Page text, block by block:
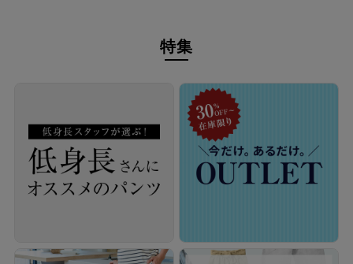
人に向けて、オンラインショップ「CAFE TABi」は日常・非
日常と分けず、近所のカフェで過ごす日常も、ふらっと楽し
む旅行先でも、快適に過ごすための商品づくりを目指してい
ます。
特集